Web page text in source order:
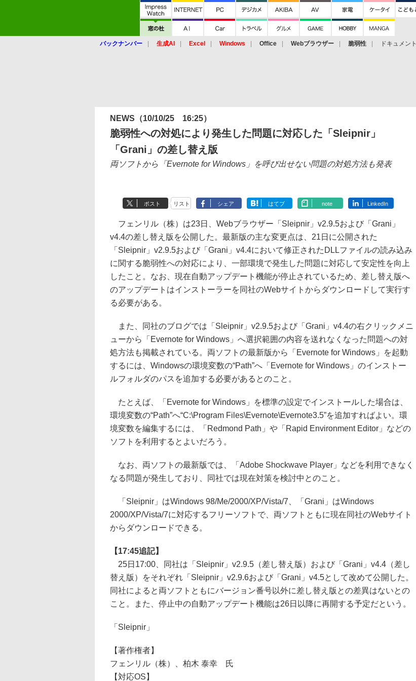
バックナンバー 生成AI Excel Windows Office Webブラウザー 脆弱性 ドキュメント
NEWS （10/10/25 16:25）
脆弱性への対処により発生した問題に対応した「Sleipnir」
「Grani」の差し替え版
両ソフトから「Evernote for Windows」を呼び出せない問題の対処方法も発表
ポスト リスト シェア はてブ note LinkedIn
フェンリル（株）は23日、Webブラウザー「Sleipnir」v2.9.5および「Grani」
v4.4の差し替え版を公開した。最新版の主な変更点は、21日に公開された
「Sleipnir」v2.9.5および「Grani」v4.4において修正されたDLLファイルの読み込み
に関する脆弱性への対応により、一部環境で発生した問題に対応して安定性を向上
したこと。なお、現在自動アップデート機能が停止されているため、差し替え版へ
のアップデートはインストーラーを同社のWebサイトからダウンロードして実行す
る必要がある。
また、同社のブログでは「Sleipnir」v2.9.5および「Grani」v4.4の右クリックメニ
ューから「Evernote for Windows」へ選択範囲の内容を送れなくなった問題への対
処方法も掲載されている。両ソフトの最新版から「Evernote for Windows」を起動
するには、Windowsの環境変数の“Path”へ「Evernote for Windows」のインストー
ルフォルダのパスを追加する必要があるとのこと。
たとえば、「Evernote for Windows」を標準の設定でインストールした場合は、
環境変数の“Path”へ“C:\Program Files\Evernote\Evernote3.5”を追加すればよい。環
境変数を編集するには、「Redmond Path」や「Rapid Environment Editor」などの
ソフトを利用するとよいだろう。
なお、両ソフトの最新版では、「Adobe Shockwave Player」などを利用できなく
なる問題が発生しており、同社では現在対策を検討中とのこと。
「Sleipnir」はWindows 98/Me/2000/XP/Vista/7、「Grani」はWindows
2000/XP/Vista/7に対応するフリーソフトで、両ソフトともに現在同社のWebサイト
からダウンロードできる。
【17:45追記】
25日17:00、同社は「Sleipnir」v2.9.5（差し替え版）および「Grani」v4.4（差し
替え版）をそれぞれ「Sleipnir」v2.9.6および「Grani」v4.5として改めて公開した。
同社によると両ソフトともにバージョン番号以外に差し替え版との差異はないとの
こと。また、停止中の自動アップデート機能は26日以降に再開する予定だという。
「Sleipnir」
【著作権者】
フェンリル（株）、柏木 泰幸 氏
【対応OS】